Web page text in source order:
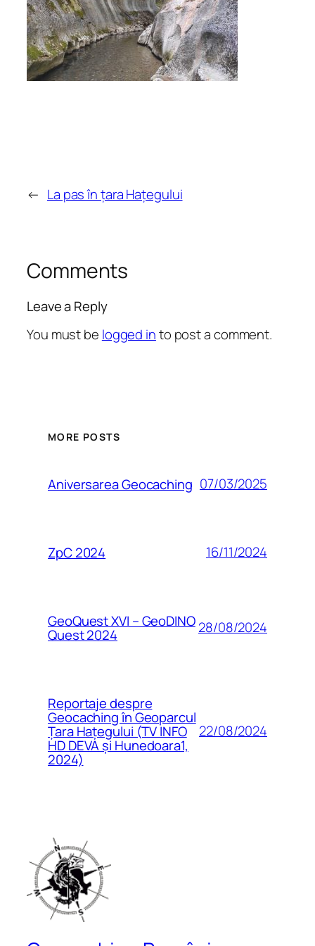
← La pas în țara Hațegului
Comments
Leave a Reply
You must be logged into post a comment.
MORE POSTS
Aniversarea Geocaching 07/03/2025
ZpC 2024 16/11/2024
GeoQuest XVI – GeoDINO
Quest 2024 28/08/2024
Reportaje despre
Geocaching în Geoparcul
Țara Hațegului (TV INFO
HD DEVA și Hunedoara1,
2024)
22/08/2024